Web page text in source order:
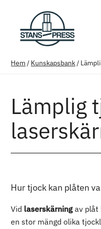
Hem/ Kunskapsbank/
Lämplig
Hur tjock kan plåten
Vid laserskärning av plåt
en stor mängd olika